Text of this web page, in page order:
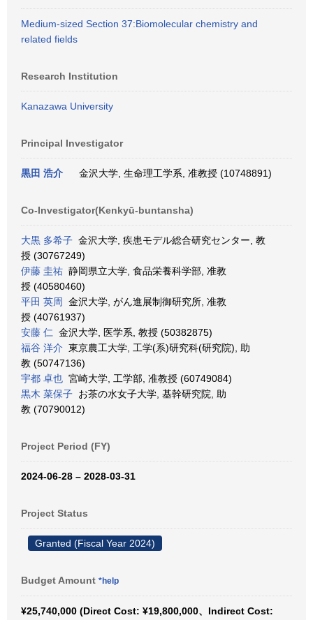
Medium-sized Section 37:Biomolecular chemistry and
related fields
Research Institution
Kanazawa University
Principal Investigator
黒田 浩介 金沢大学, 生命理工学系, 准教授 (10748891)
Co-Investigator(Kenkyū-buntansha)
大黒 多希子 金沢大学, 疾患モデル総合研究センター, 教
授 (30767249)
伊藤 圭祐 静岡県立大学, 食品栄養科学部, 准教
授 (40580460)
平田 英周
金沢大学, がん進展制御研究所, 准教
授 (40761937)
安藤 仁 金沢大学, 医学系, 教授 (50382875)
福谷 洋介 東京農工大学, 工学(系)研究科(研究院), 助
教 (50747136)
宇都 卓也 宮崎大学, 工学部, 准教授 (60749084)
黒木 菜保子 お茶の水女子大学, 基幹研究院, 助
教 (70790012)
Project Period (FY)
2024-06-28 – 2028-03-31
Project Status
Granted (Fiscal Year 2024)
Budget Amount *help
¥25,740,000 (Direct Cost: ¥19,800,000、Indirect Cost: